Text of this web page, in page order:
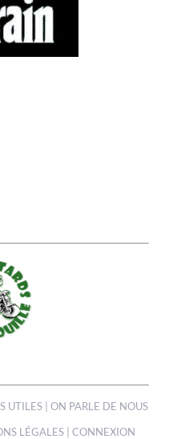
UTILES
ON PARLE DE NOUS
LÉGALES| CONNEXION